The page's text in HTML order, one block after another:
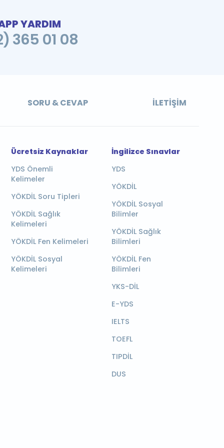
YARDIM
365 01 08
SORU & CEVAP İLETIŞIM
Ücretsiz Kaynaklar
YDS Önemli
Kelimeler
YÖKDİL Soru Tipleri
YÖKDİL Sağlık
Kelimeleri
YÖKDİL Fen Kelimeleri
YÖKDİL Sosyal
Kelimeleri
İngilizce Sınavlar
YDS
YÖKDİL
YÖKDİL Sosyal
Bilimler
YÖKDİL Sağlık
Bilimleri
YÖKDİL Fen
Bilimleri
YKS-DİL
E-YDS
IELTS
TOEFL
TIPDİL
DUS